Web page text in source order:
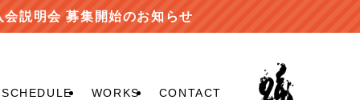
のお知らせ
SCHEDULE WORKS CONTACT